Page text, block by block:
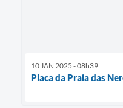
10 JAN 2025 - 08h39
Placa da Praia das